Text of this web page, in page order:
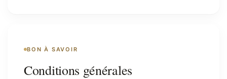
BON À SAVOIR
Conditions générales